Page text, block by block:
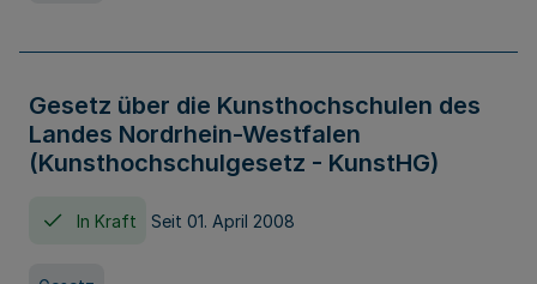
Gesetz über die Kunsthochschulen des
Landes Nordrhein-Westfalen
(Kunsthochschulgesetz - KunstHG)
In Kraft Seit 01. April 2008